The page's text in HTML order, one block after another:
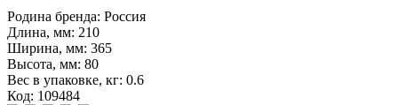
Родина бренда: Россия
Длина, мм: 210
Ширина, мм: 365
Высота, мм: 80
Вес в упаковке, кг: 0.6
Код: 109484